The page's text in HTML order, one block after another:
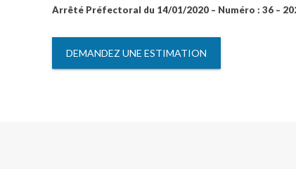
Arrêté Préfectoral du 14/01/2020 – Numéro : 36 –
DEMANDEZ UNE ESTIMATION